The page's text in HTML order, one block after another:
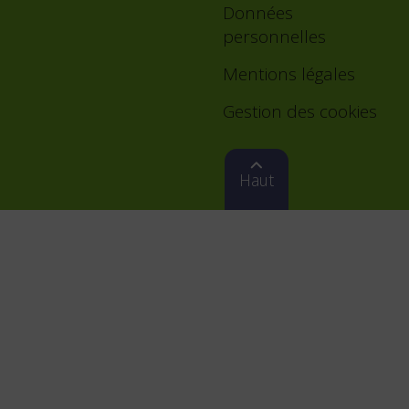
Données
personnelles
Mentions légales
Gestion des cookies
Haut